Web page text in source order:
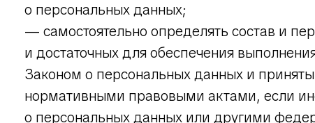
о персональных данных;
— самостоятельно определять состав и
и достаточных для обеспечения
Законом о персональных данных и
нормативными правовыми актами, если
о персональных данных или другими